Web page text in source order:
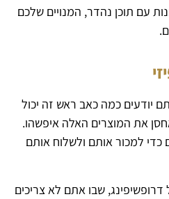
עם תוכן נהדר, המנויים שלכם
יודעים כמה כאב ראש זה יכול
את המוצרים האלה איפשהו.
למכור אותם ולשלוח אותם
שבו אתם לא צריכים